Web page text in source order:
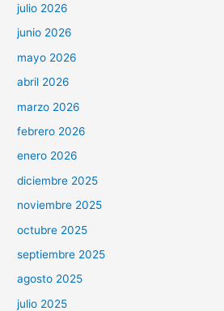
julio 2026
junio 2026
mayo 2026
abril 2026
marzo 2026
febrero 2026
enero 2026
diciembre 2025
noviembre 2025
octubre 2025
septiembre 2025
agosto 2025
julio 2025